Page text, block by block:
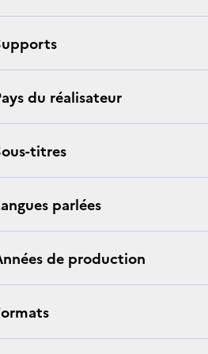
supports
Pays du réalisateur
sous-titres
langues parlées
Années de production
Formats